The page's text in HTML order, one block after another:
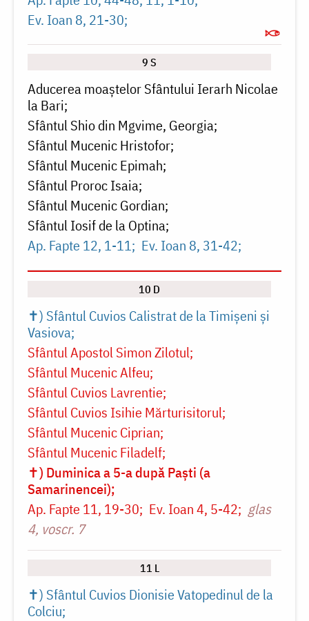
Ev. Ioan 8, 21-30
9 S
Aducerea moaștelor Sfântului Ierarh Nicolae
la Bari
Sfântul Shio din Mgvime, Georgia
Sfântul Mucenic Hristofor
Sfântul Mucenic Epimah
Sfântul Proroc Isaia
Sfântul Mucenic Gordian
Sfântul Iosif de la Optina
Ap. Fapte 12, 1-11 Ev. Ioan 8, 31-42
10 D
✝) Sfântul Cuvios Calistrat de la Timișeni și
Vasiova
Sfântul Apostol Simon Zilotul
Sfântul Mucenic Alfeu
Sfântul Cuvios Lavrentie
Sfântul Cuvios Isihie Mărturisitorul
Sfântul Mucenic Ciprian
Sfântul Mucenic Filadelf
✝) Duminica a 5-a după Paști (a
Samarinencei)
Ap. Fapte 11, 19-30 Ev. Ioan 4, 5-42
glas
4, voscr. 7
11 L
✝) Sfântul Cuvios Dionisie Vatopedinul de la
Colciu